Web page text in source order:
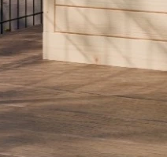
im Warenkorb.
Daten